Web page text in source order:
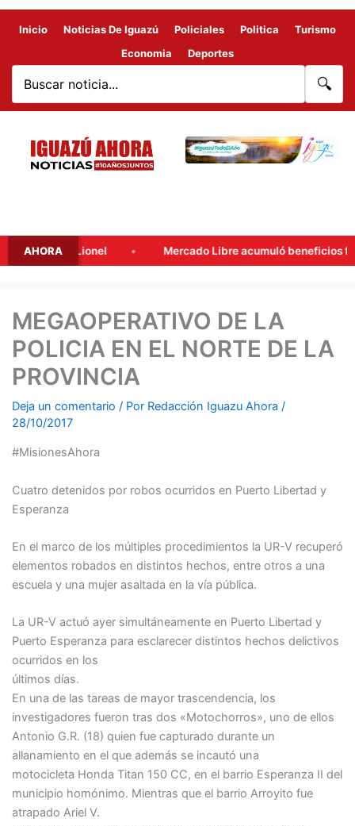
Inicio Noticias De Iguazú Policiales Politica
Turismo
Economia
Deportes
🔍
AHORA
de Lionel Mercado Libre acumuló beneficios fiscales
MEGAOPERATIVO DE LA
POLICIA EN EL NORTE DE LA
PROVINCIA
Deja un comentario / Por Redacción Iguazu Ahora /
28/10/2017
#MisionesAhora
Cuatro detenidos por robos ocurridos en Puerto Libertad y
Esperanza
En el marco de los múltiples procedimientos la UR-V recuperó
elementos robados en distintos hechos, entre otros a una
escuela y una mujer asaltada en la vía pública.
La UR-V actuó ayer simultáneamente en Puerto Libertad y
Puerto Esperanza para esclarecer distintos hechos delictivos
ocurridos en los
últimos días.
En una de las tareas de mayor trascendencia, los
investigadores fueron tras dos «Motochorros», uno de ellos
Antonio G.R. (18) quien fue capturado durante un
allanamiento en el que además se incautó una
motocicleta Honda Titan 150 CC, en el barrio Esperanza II del
municipio homónimo. Mientras que el barrio Arroyito fue
atrapado Ariel V.